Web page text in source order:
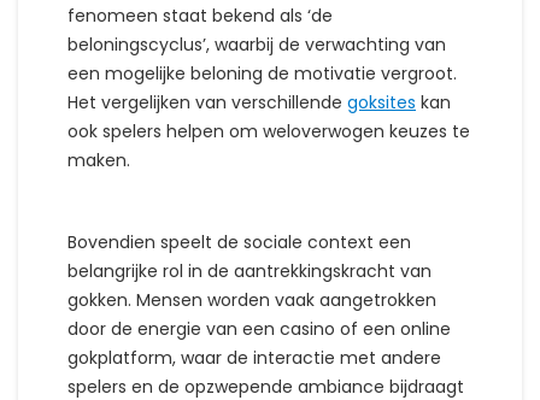
fenomeen staat bekend als ‘de
beloningscyclus’, waarbij de verwachting van
een mogelijke beloning de motivatie vergroot.
Het vergelijken van verschillende goksites kan
ook spelers helpen om weloverwogen keuzes te
maken.
Bovendien speelt de sociale context een
belangrijke rol in de aantrekkingskracht van
gokken. Mensen worden vaak aangetrokken
door de energie van een casino of een online
gokplatform, waar de interactie met andere
spelers en de opzwepende ambiance bijdraagt